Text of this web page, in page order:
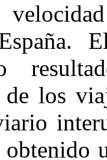
de los
obtenido